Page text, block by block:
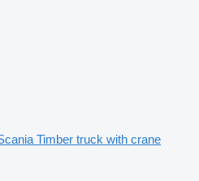
Timber truck with crane